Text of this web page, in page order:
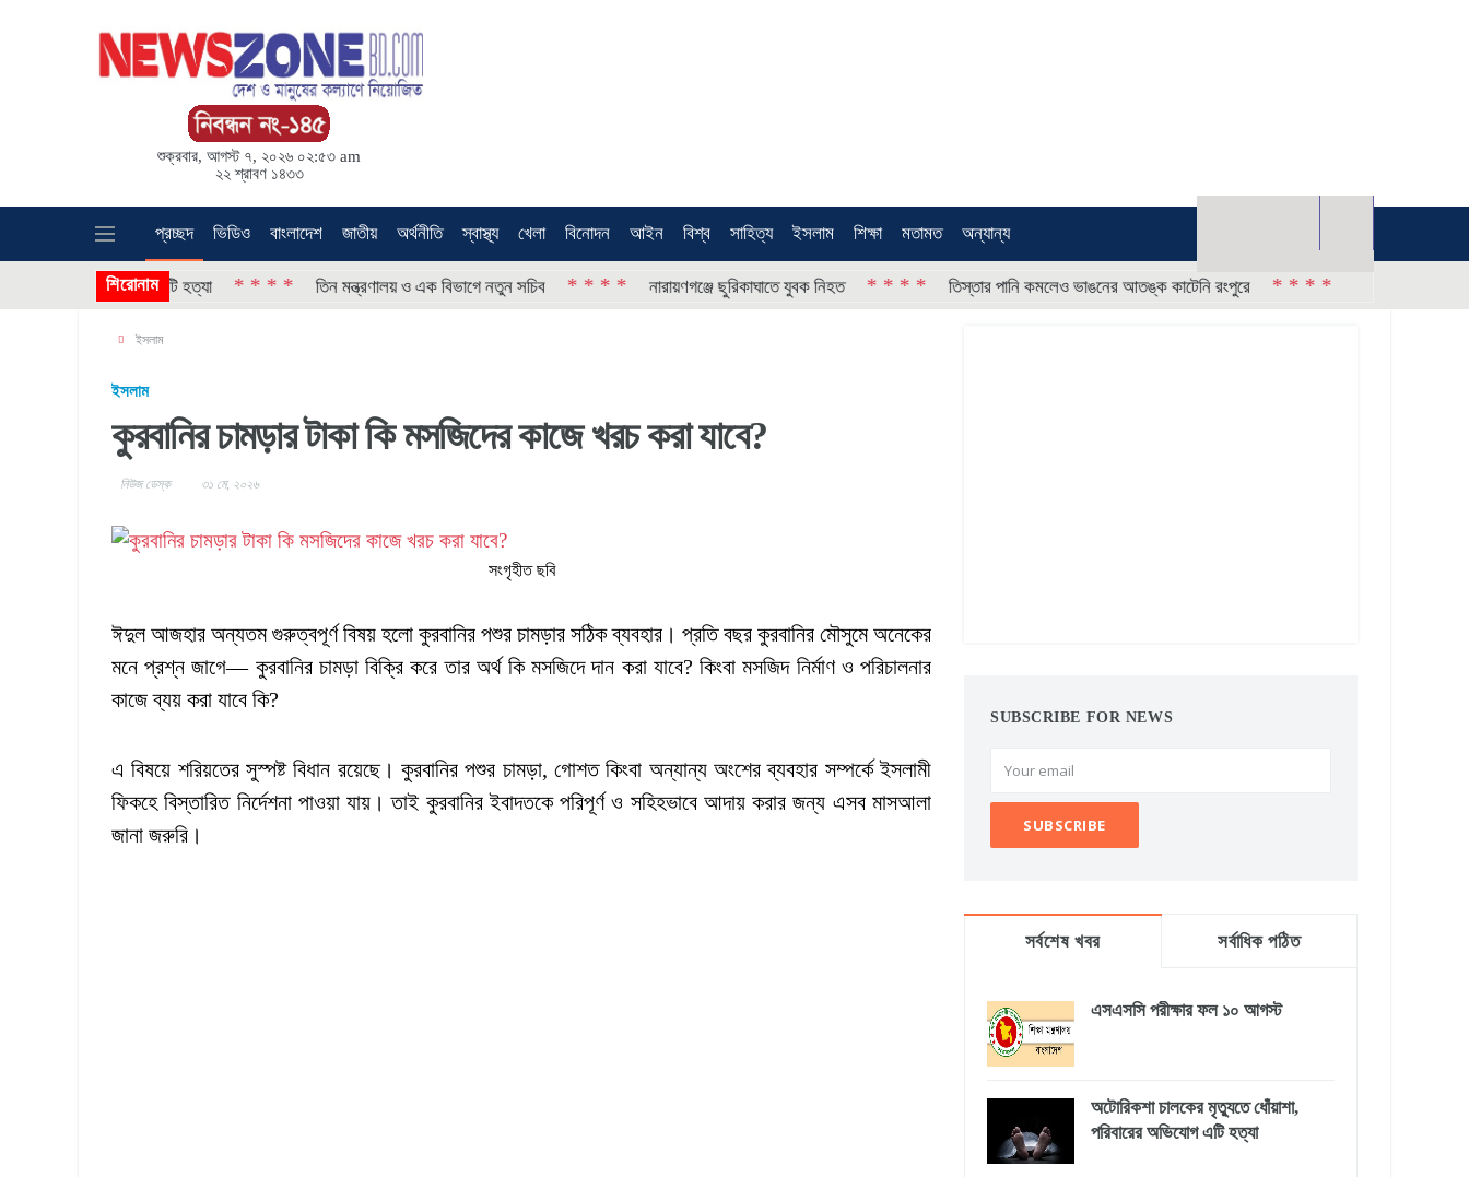
শুক্রবার, আগস্ট ৭, ২০২৬ ০২:৫৩ am
২২ শ্রাবণ ১৪৩৩
প্রচ্ছদ ভিডিও বাংলাদেশ জাতীয় অর্থনীতি স্বাস্থ্য খেলা বিনোদন আইন বিশ্ব সাহিত্য ইসলাম শিক্ষা মতামত অন্যান্য
শিরোনাম
অভিযোগ এটি হত্যা * * * * তিন মন্ত্রণালয় ও এক বিভাগে নতুন সচিব * * * * নারায়ণগঞ্জে ছুরিকাঘাতে যুবক নিহত * * * * তিস্তার পানি কমলেও ভাঙনের আতঙ্ক কাটেনি রংপুরে * * * *
ইসলাম
ইসলাম
কুরবানির চামড়ার টাকা কি মসজিদের কাজে খরচ করা যাবে?
নিউজ ডেস্ক ৩১ মে, ২০২৬
সংগৃহীত ছবি
ঈদুল আজহার অন্যতম গুরুত্বপূর্ণ বিষয় হলো কুরবানির পশুর চামড়ার সঠিক ব্যবহার। প্রতি বছর কুরবানির মৌসুমে অনেকের
মনে প্রশ্ন জাগে— কুরবানির চামড়া বিক্রি করে তার অর্থ কি মসজিদে দান করা যাবে? কিংবা মসজিদ নির্মাণ ও পরিচালনার
কাজে ব্যয় করা যাবে কি?
এ বিষয়ে শরিয়তের সুস্পষ্ট বিধান রয়েছে। কুরবানির পশুর চামড়া, গোশত কিংবা অন্যান্য অংশের ব্যবহার সম্পর্কে ইসলামী
ফিকহে বিস্তারিত নির্দেশনা পাওয়া যায়। তাই কুরবানির ইবাদতকে পরিপূর্ণ ও সহিহভাবে আদায় করার জন্য এসব মাসআলা
জানা জরুরি।
SUBSCRIBE FOR NEWS
সর্বশেষ খবর সর্বাধিক পঠিত
এসএসসি পরীক্ষার ফল ১০ আগস্ট
অটোরিকশা চালকের মৃত্যুতে ধোঁয়াশা,
পরিবারের অভিযোগ এটি হত্যা